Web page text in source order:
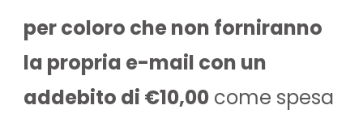
per coloro che non forniranno
la propria e-mail con un
addebito di €10,00 come spesa